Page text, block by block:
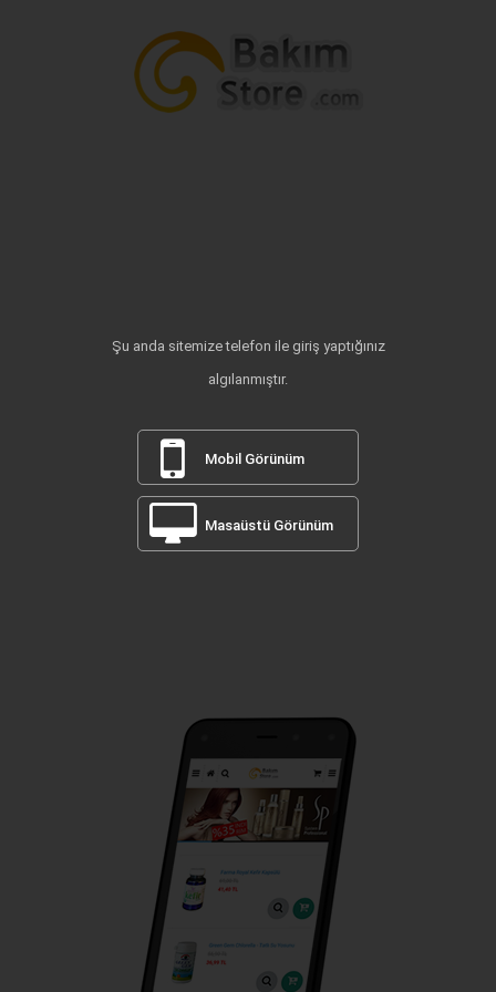
Şu anda sitemize telefon ile giriş yaptığınız
algılanmıştır.
Mobil Görünüm
Masaüstü Görünüm